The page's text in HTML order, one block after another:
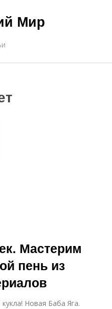
Мир
Мастерим
пень из
Новая Баба Яга.